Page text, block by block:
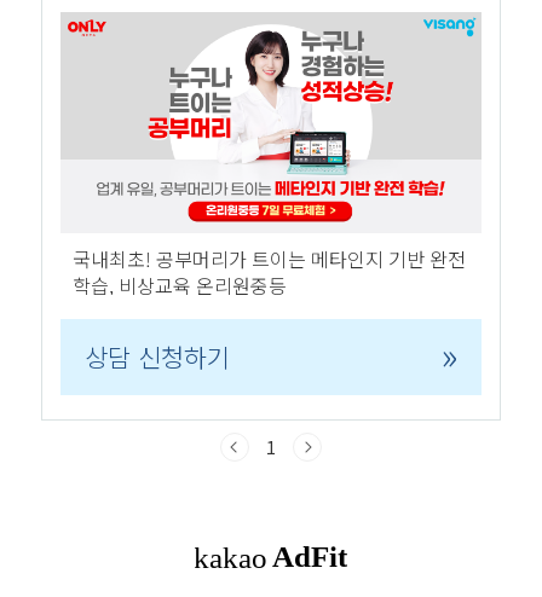
위치한 오늘하루라는 애견 펜션입니다. 애견과 함께 여행을 자주 가시나
요?! 도착하자마자 짐들을 풀기 시작합니다. 생각 보다 펜션의 방들이 많
았습니다. 수영장도 있었지만 겨울이라 그런지 지금은 막아져 있더군요!
근데 그 사진들 다 어디 갔나?! 사진을 많이 찍었던 거 같은데 사진들이
국내최초! 공부머리가 트이는 메타인지 기반 완전
학습, 비상교육 온리원중등
상담 신청하기 »
1